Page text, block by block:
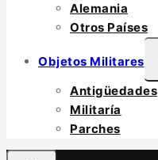
Alemania
Otros Países
Objetos Militares
Antigüedades
Militaría
Parches